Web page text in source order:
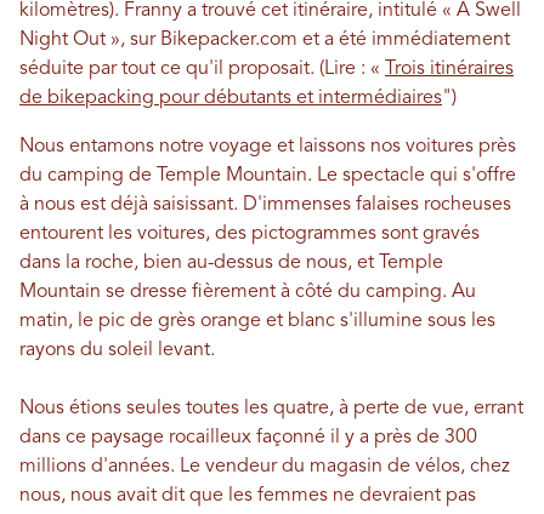
kilomètres). Franny a trouvé cet itinéraire, intitulé « A Swell
Night Out », sur Bikepacker.com et a été immédiatement
séduite par tout ce qu'il proposait. (Lire : «
Trois itinéraires
de bikepacking pour débutants et intermédiaires")
Nous entamons notre voyage et laissons nos voitures près
du camping de Temple Mountain. Le spectacle qui s'offre
à nous est déjà saisissant. D'immenses falaises rocheuses
entourent les voitures, des pictogrammes sont gravés
dans la roche, bien au-dessus de nous, et Temple
Mountain se dresse fièrement à côté du camping. Au
matin, le pic de grès orange et blanc s'illumine sous les
rayons du soleil levant.
Nous étions seules toutes les quatre, à perte de vue, errant
dans ce paysage rocailleux façonné il y a près de 300
millions d'années. Le vendeur du magasin de vélos, chez
nous, nous avait dit que les femmes ne devraient pas